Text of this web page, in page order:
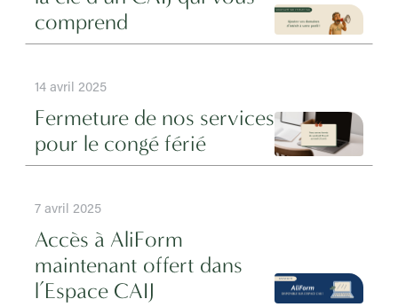
comprend
14 avril 2025
Fermeture de nos services
pour le congé férié
7 avril 2025
Accès à AliForm
maintenant offert dans
l’Espace CAIJ